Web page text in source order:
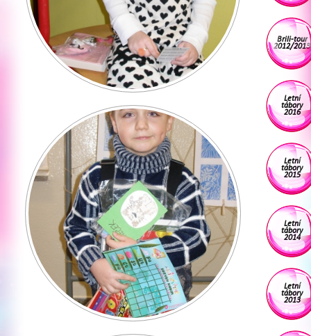
Brili-tour
2012/2013
Letní
tábory
2016
Letní
tábory
2015
Letní
tábory
2014
Letní
tábory
2013